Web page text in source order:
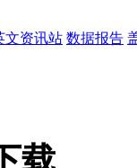
文资讯站 数据报告